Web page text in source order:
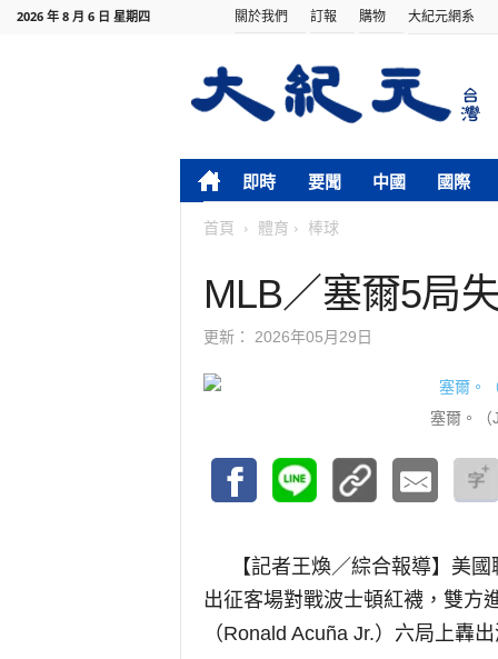
2026 年 8 月 6 日 星期四 關於我們 訂報 購物 大紀元網系
即時 要聞 中國 國際
首頁 體育 棒球
MLB／塞爾5局
更新： 2026年05月29日
塞爾。（
【記者王煥／綜合報導】 美國
出征客場對戰波士頓紅襪，雙方
（Ronald Acuña Jr.）六局上轟